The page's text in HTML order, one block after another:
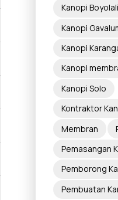
Kanopi Boyolali
Kanopi
Kanopi
Kanopi
Kanopi Solo
Kontraktor
Membran
Pemasangan
Pemborong
Pembuatan